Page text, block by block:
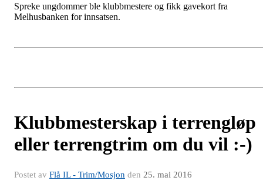
Spreke ungdommer ble klubbmestere og fikk gavekort fra
Melhusbanken for innsatsen.
Klubbmesterskap i terrengløp
eller terrengtrim om du vil :-)
Postet av Flå IL - Trim/Mosjon den 25. mai 2016